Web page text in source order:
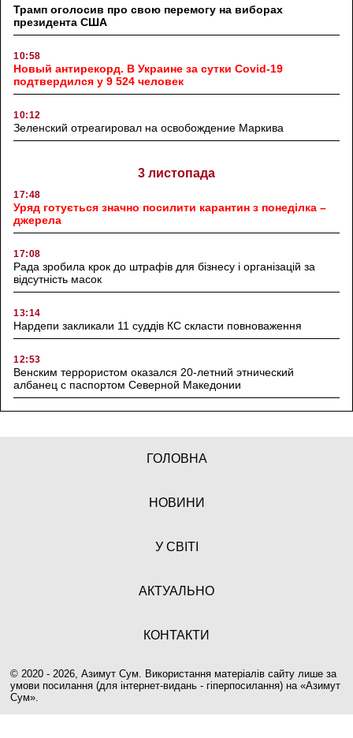
Трамп оголосив про свою перемогу на виборах
президента США
10:58
Новый антирекорд. В Украине за сутки Covid-19
подтвердился у 9 524 человек
10:12
Зеленский отреагировал на освобождение Маркива
3 листопада
17:48
Уряд готується значно посилити карантин з понеділка –
джерела
17:08
Рада зробила крок до штрафів для бізнесу і організацій за
відсутність масок
13:14
Нардепи закликали 11 суддів КС скласти повноваження
12:53
Венским террористом оказался 20-летний этнический
албанец с паспортом Северной Македонии
ГОЛОВНА
НОВИНИ
У СВІТІ
АКТУАЛЬНО
КОНТАКТИ
© 2020 - 2026, Азимут Сум. Використання матеріалів сайту лише за
умови посилання (для інтернет-видань - гіперпосилання) на «Азимут
Сум».